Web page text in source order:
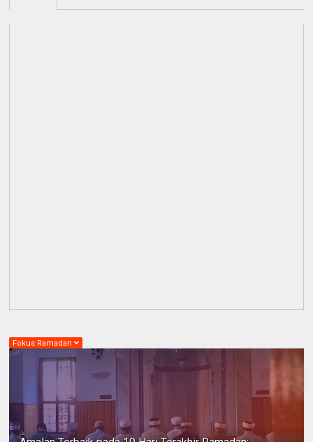
Fokus Ramadan